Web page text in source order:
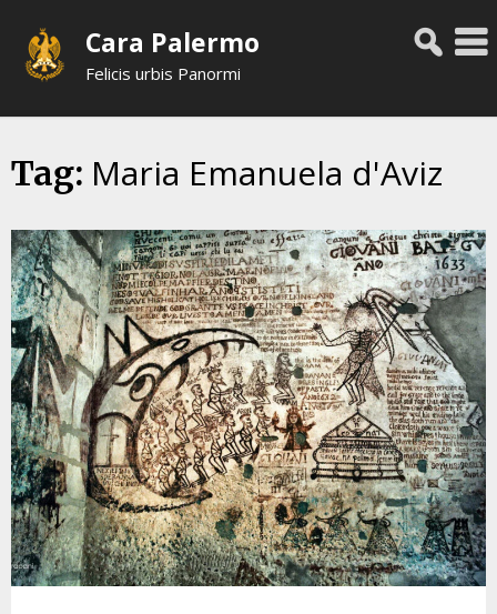
content
Cara Palermo
Felicis urbis Panormi
Tag: Maria Emanuela d'Aviz